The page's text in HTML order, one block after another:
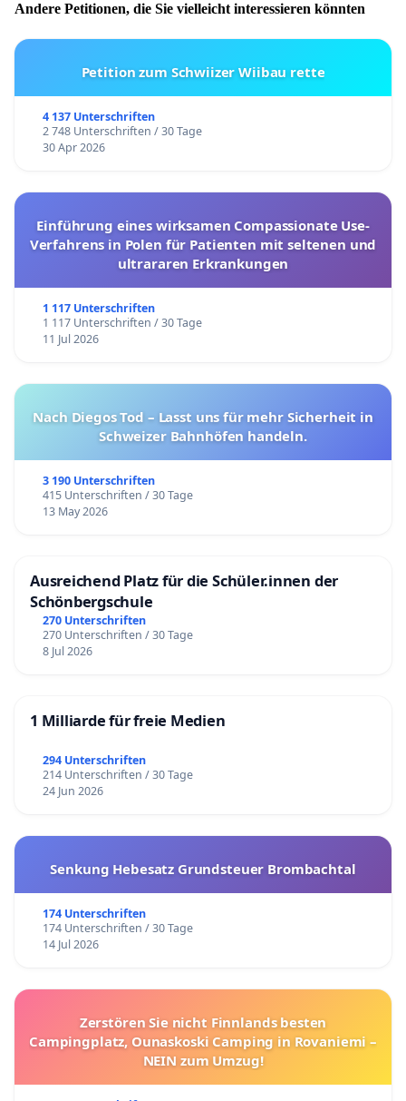
Andere Petitionen, die Sie vielleicht interessieren könnten
Petition zum Schwiizer Wiibau rette
4 137 Unterschriften
2 748 Unterschriften / 30 Tage
30 Apr 2026
Einführung eines wirksamen Compassionate Use-
Verfahrens in Polen für Patienten mit seltenen und
ultrararen Erkrankungen
1 117 Unterschriften
1 117 Unterschriften / 30 Tage
11 Jul 2026
Nach Diegos Tod – Lasst uns für mehr Sicherheit in
Schweizer Bahnhöfen handeln.
3 190 Unterschriften
415 Unterschriften / 30 Tage
13 May 2026
Ausreichend Platz für die Schüler.innen der
Schönbergschule
270 Unterschriften
270 Unterschriften / 30 Tage
8 Jul 2026
1 Milliarde für freie Medien
294 Unterschriften
214 Unterschriften / 30 Tage
24 Jun 2026
Senkung Hebesatz Grundsteuer Brombachtal
174 Unterschriften
174 Unterschriften / 30 Tage
14 Jul 2026
Zerstören Sie nicht Finnlands besten
Campingplatz, Ounaskoski Camping in Rovaniemi –
NEIN zum Umzug!